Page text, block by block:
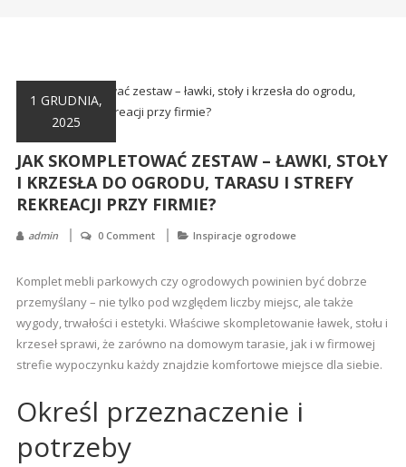
rodzaju
części
betoniarek,
maszyn
rolniczych,
części
1 GRUDNIA,
2025
JAK SKOMPLETOWAĆ ZESTAW – ŁAWKI, STOŁY
I KRZESŁA DO OGRODU, TARASU I STREFY
REKREACJI PRZY FIRMIE?
admin 0 Comment Inspiracje ogrodowe
Komplet mebli parkowych czy ogrodowych powinien być dobrze
przemyślany – nie tylko pod względem liczby miejsc, ale także
wygody, trwałości i estetyki. Właściwe skompletowanie ławek, stołu i
krzeseł sprawi, że zarówno na domowym tarasie, jak i w firmowej
strefie wypoczynku każdy znajdzie komfortowe miejsce dla siebie.
Określ przeznaczenie i
potrzeby